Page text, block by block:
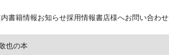
書籍情報お知らせ採用情報書店様へお問い合わせ
也の本